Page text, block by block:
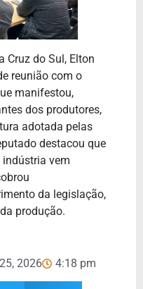
Cruz do Sul, Elton
reunião com o
manifestou,
dos produtores,
adotada pelas
destacou que
vem
da legislação,
produção.
2026 4:18 pm